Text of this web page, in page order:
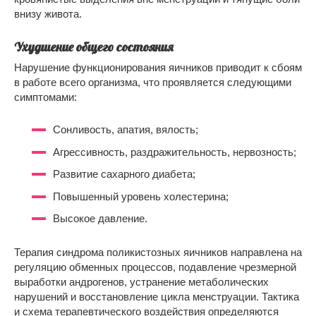
внизу живота.
Ухудшение общего состояния
Нарушение функционирования яичников приводит к сбоям
в работе всего организма, что проявляется следующими
симптомами:
Сонливость, апатия, вялость;
Агрессивность, раздражительность, нервозность;
Развитие сахарного диабета;
Повышенный уровень холестерина;
Высокое давление.
Терапия синдрома поликистозных яичников направлена на
регуляцию обменных процессов, подавление чрезмерной
выработки андрогенов, устранение метаболических
нарушений и восстановление цикла менструации. Тактика
и схема терапевтического воздействия определяются